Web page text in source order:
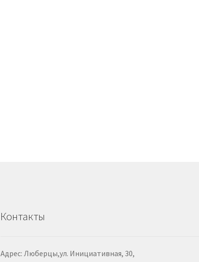
Контакты
Адрес: Люберцы,ул. Инициативная, 30,